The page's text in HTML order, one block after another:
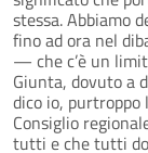
stessa. Abbiamo
fino ad ora nel
— che c’è un
Giunta, dovuto a
dico io, purtroppo
Consiglio
tutti e che tutti